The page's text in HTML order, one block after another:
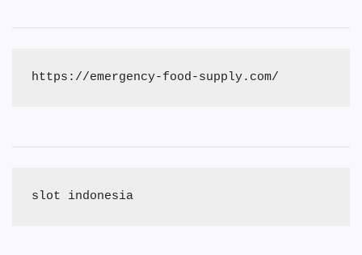
https://emergency-food-supply.com/
slot indonesia